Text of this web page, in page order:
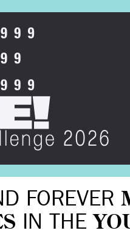
FOREVER
IN THE